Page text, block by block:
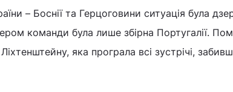
– Боснії та Герцоговини ситуація була
команди була лише збірна Португалії.
яка програла всі зустрічі,